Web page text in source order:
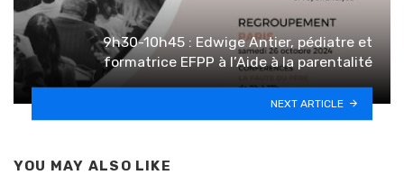
9h30-10h45 : Edwige Antier, pédiatre et
formatrice EFPP à l’Aide à la parentalité
NEXT ARTICLE
YOU MAY ALSO LIKE